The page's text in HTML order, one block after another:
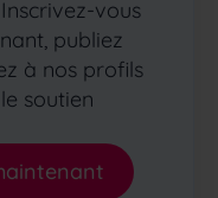
vous
publiez
à nos profils
soutien